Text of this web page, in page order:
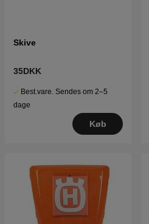
Skive
35DKK
Best.vare. Sendes om 2–5
dage
Køb